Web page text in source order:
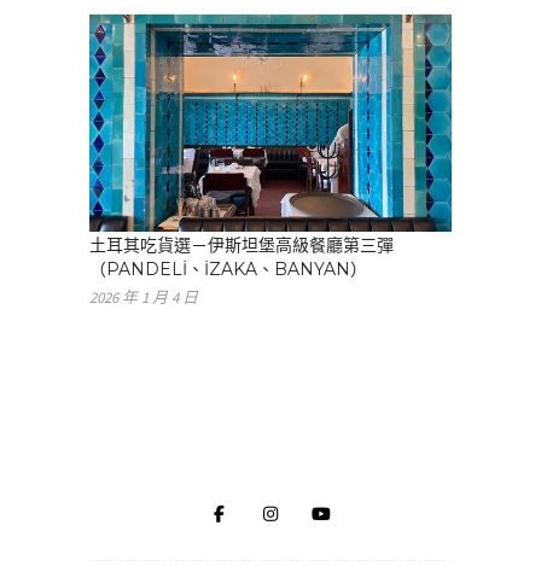
土耳其吃貨選－伊斯坦堡高級餐廳第三彈
（PANDELİ、İZAKA、BANYAN）
2026 年 1 月 4 日